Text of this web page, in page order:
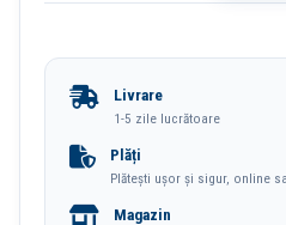
Separatoare
Culori
Livrare
1-5 zile lucrătoare
Plăți
Plătești ușor și sigur, online
Magazin